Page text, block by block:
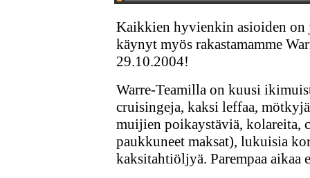
Kaikkien hyvienkin asioiden on
käynyt myös rakastamamme
29.10.2004!
Warre-Teamilla on kuusi
cruisingeja, kaksi leffaa,
muijien poikaystäviä, kolareita,
paukkuneet maksat), lukuisia
kaksitahtiöljyä. Parempaa aikaa